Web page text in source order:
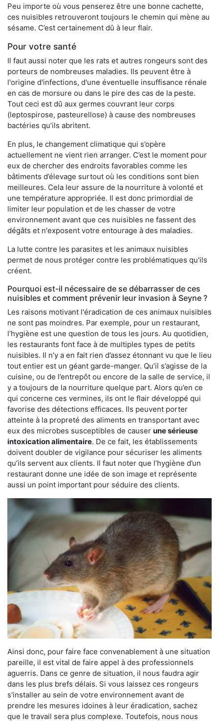
Peu importe où vous penserez être une bonne cachette,
ces nuisibles retrouveront toujours le chemin qui mène au
sésame. C’est certainement dû à leur flair.
Pour votre santé
Il faut aussi noter que les rats et autres rongeurs sont des
porteurs de nombreuses maladies. Ils peuvent être à
l'origine d'infections, d'une éventuelle insuffisance rénale
en cas de morsure ou dans le pire des cas de la peste.
Tout ceci est dû aux germes couvrant leur corps
(leptospirose, pasteurellose) à cause des nombreuses
bactéries qu’ils abritent.
En plus, le changement climatique qui s’opère
actuellement ne vient rien arranger. C’est le moment pour
eux de chercher des endroits favorables comme les
bâtiments d’élevage surtout où les conditions sont bien
meilleures. Cela leur assure de la nourriture à volonté et
une température appropriée. Il est donc primordial de
limiter leur population et de les chasser de votre
environnement avant que ces nuisibles ne fassent des
dégâts et n'exposent votre entourage à des maladies.
La lutte contre les parasites et les animaux nuisibles
permet de nous protéger contre les problématiques qu'ils
créent.
Pourquoi est-il nécessaire de se débarrasser de ces
nuisibles et comment prévenir leur invasion à Seyne ?
Les raisons motivant l'éradication de ces animaux nuisibles
ne sont pas moindres. Par exemple, pour un restaurant,
l’hygiène est une question de tous les jours. Au quotidien,
les restaurants font face à de multiples types de petits
nuisibles. Il n’y a en fait rien d’assez étonnant vu que le lieu
tout entier est un géant garde-manger. Qu’il s’agisse de la
cuisine, ou de l’entrepôt ou encore de la salle de service, il
y a toujours de la nourriture quelque part. Alors qu’en ce
qui concerne ces vermines, ils ont le flair développé qui
favorise des détections efficaces. Ils peuvent porter
atteinte à la propreté des aliments en transportant avec
eux des microbes susceptibles de causer une sérieuse
intoxication alimentaire. De ce fait, les établissements
doivent doubler de vigilance pour sécuriser les aliments
qu’ils servent aux clients. Il faut noter que l’hygiène d’un
restaurant donne une idée de son image et représente
aussi un point important pour séduire des clients.
Ainsi donc, pour faire face convenablement à une situation
pareille, il est vital de faire appel à des professionnels
aguerris. Dans ce genre de situation, il nous faudra agir
dans les plus brefs délais. Si vous laissez ces rongeurs
s'installer au sein de votre environnement avant de
prendre les mesures idoines à leur éradication, sachez
que le travail sera plus complexe. Toutefois, nous nous